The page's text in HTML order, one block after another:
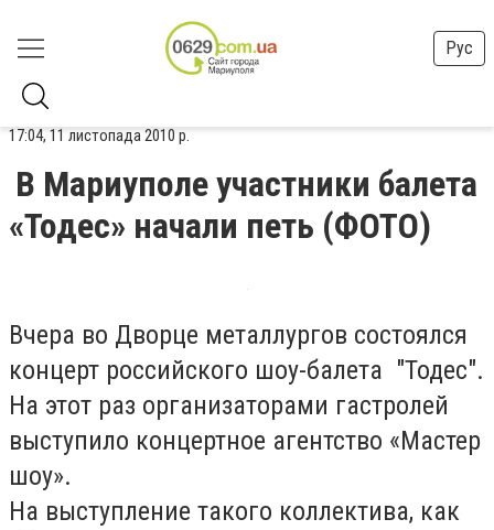
Рус
17:04, 11 листопада 2010 р.
В Мариуполе участники балета
«Тодес» начали петь (ФОТО)
Вчера во Дворце металлургов состоялся
концерт российского шоу-балета "Тодес".
На этот раз организаторами гастролей
выступило концертное агентство «Мастер
шоу».
На выступление такого коллектива, как